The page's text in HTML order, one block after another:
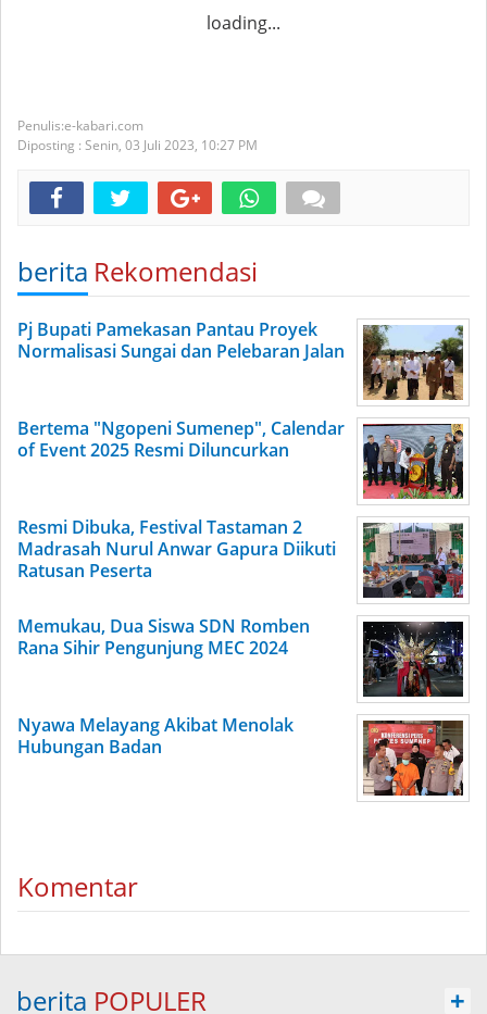
loading...
e-kabari.com
Diposting : Senin, 03 Juli 2023, 10:27 PM
berita Rekomendasi
Pj Bupati Pamekasan Pantau Proyek
Normalisasi Sungai dan Pelebaran Jalan
Bertema "Ngopeni Sumenep", Calendar
of Event 2025 Resmi Diluncurkan
Resmi Dibuka, Festival Tastaman 2
Madrasah Nurul Anwar Gapura Diikuti
Ratusan Peserta
Memukau, Dua Siswa SDN Romben
Rana Sihir Pengunjung MEC 2024
Nyawa Melayang Akibat Menolak
Hubungan Badan
Komentar
berita POPULER +